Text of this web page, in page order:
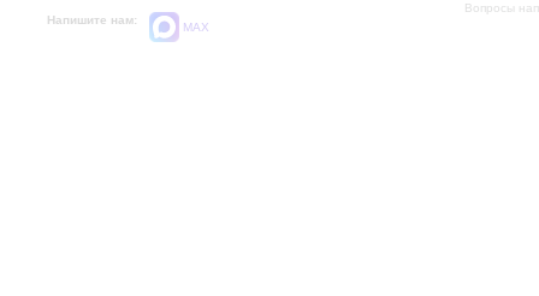
Напишите нам:
MAX
Вопросы